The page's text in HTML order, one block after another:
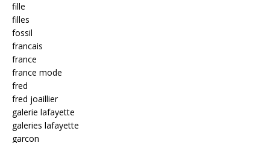
fille
filles
fossil
francais
france
france mode
fred
fred joaillier
galerie lafayette
galeries lafayette
garcon